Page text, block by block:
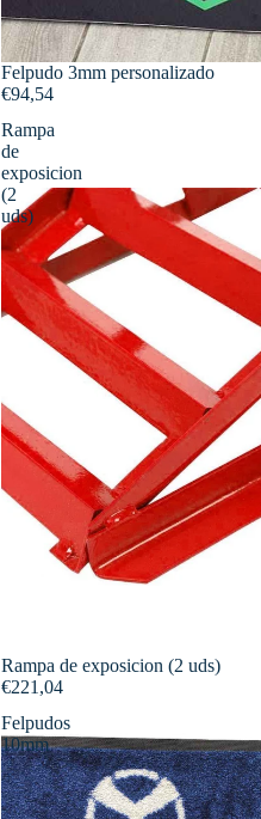
Felpudo 3mm personalizado
€94,54
Rampa
de
exposicion
(2
uds)
Rampa de exposicion (2 uds)
€221,04
Felpudos
10mm